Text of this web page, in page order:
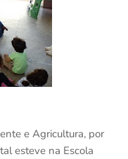
e Agricultura, por
esteve na Escola